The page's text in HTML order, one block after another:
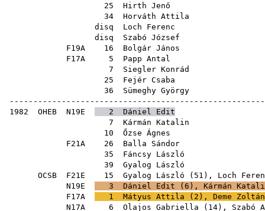
25
Hirth Jenő
34
Horváth Attila
disq
Loch Ferenc
disq
Szabó József
F19A 16
Bolgár János
F17A 5
Papp Antal
7
Siegler Konrád
25
Fejér Csaba
36
Sümeghy György
1982 OHEB N19E 2
Dániel Edit
7
Kármán Katalin
10
Őzse Ágnes
F21A 26
Balla Sándor
35
Fáncsy László
39
Gyalog László
OCSB F21E 15 Gyalog László ( 51 ), Loch
N19E
3 Dániel Edit ( 6 ), Kármán
F17A
1 Mátyus Attila ( 2 ), Deme Zoltán
N17A 6 Olajos Gabriella ( 14), Szabó